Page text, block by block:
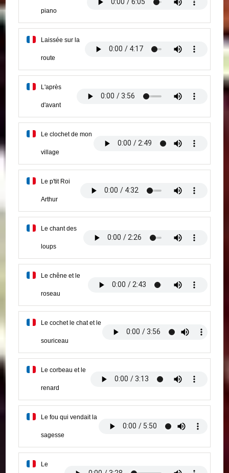
piano
Laissée sur la
route
L'après
d'avant
Le clochet de mon
village
Le p'tit Roi
Arthur
Le chant des
loups
Le chêne et le
roseau
Le cochet le chat et le
souriceau
Le corbeau et le
renard
Le fou qui vendait la
sagesse
Le